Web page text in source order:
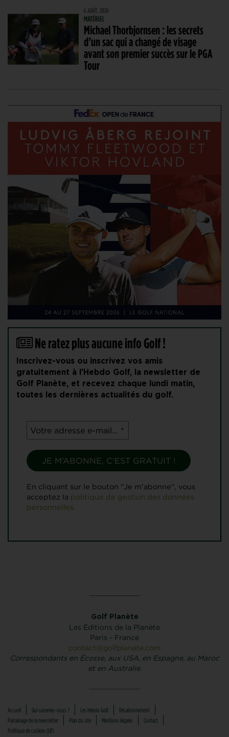
6 AOÛT. 2026
MATÉRIEL
Michael Thorbjornsen : les secrets
d’un sac qui a changé de visage
avant son premier succès sur le PGA
Tour
Ne ratez plus aucune info Golf !
Inscrivez-vous ou inscrivez vos amis
gratuitement à l'Hebdo Golf, la newsletter de
Golf Planète, et recevez chaque lundi matin,
toutes les dernières actualités du golf.
En cliquant sur le bouton "Je m'abonne", vous
acceptez la politique de gestion des données
personnelles.
Golf Planète
Les Éditions de la Planète
Paris - France
contact@golfplanete.com
Correspondants en Écosse, aux USA, en Espagne, au Maroc
et en Australie.
Accueil Qui sommes-nous ? Les Hebdo Golf
Désabonnement
Parrainage de la newsletter
Plan du site Mentions légales
Contact
Politique de cookies (UE)